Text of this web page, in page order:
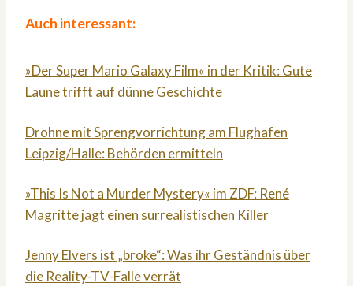
Auch interessant:
»Der Super Mario Galaxy Film« in der Kritik: Gute
Laune trifft auf dünne Geschichte
Drohne mit Sprengvorrichtung am Flughafen
Leipzig/Halle: Behörden ermitteln
»This Is Not a Murder Mystery« im ZDF: René
Magritte jagt einen surrealistischen Killer
Jenny Elvers ist „broke“: Was ihr Geständnis über
die Reality-TV-Falle verrät